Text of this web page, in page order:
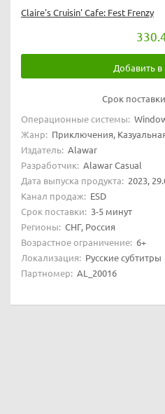
Claire's Cruisin' Cafe: Fest Frenzy
Добавить в
Срок
Операционные системы:
Жанр: Приключения,
Издатель: Alawar
Разработчик: Alawar Casual
Дата выпуска продукта: 2023,
Канал продаж: ESD
Срок поставки: 3-5 минут
Регионы: СНГ, Россия
Возрастное ограничение: 6+
Локализация: Русские субтитры
Партномер: AL_20016